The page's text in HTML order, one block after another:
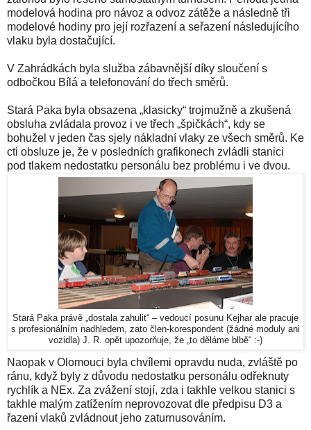
modelová hodina pro návoz a odvoz zátěže a následně tři
modelové hodiny pro její rozřazení a seřazení následujícího
vlaku byla dostačující.
V Zahrádkách byla služba zábavnější díky sloučení s
odbočkou Bílá a telefonování do třech směrů.
Stará Paka byla obsazena „klasicky“ trojmužně a zkušená
obsluha zvládala provoz i ve třech „špičkách“, kdy se
bohužel v jeden čas sjely nákladní vlaky ze všech směrů. Ke
cti obsluze je, že v posledních grafikonech zvládli stanici
pod tlakem nedostatku personálu bez problému i ve dvou.
Stará Paka právě „dostala zahulit“ – vedoucí posunu Kejhar ale pracuje
s profesionálním nadhledem, zato člen-korespondent (žádné moduly ani
vozidla) J. R. opět upozorňuje, že „to děláme blbě“ :-)
Naopak v Olomouci byla chvílemi opravdu nuda, zvláště po
ránu, když byly z důvodu nedostatku personálu odřeknuty
rychlík a NEx. Za zvážení stojí, zda i takhle velkou stanici s
takhle malým zatížením neprovozovat dle předpisu D3 a
řazení vlaků zvládnout jeho zaturnusováním.